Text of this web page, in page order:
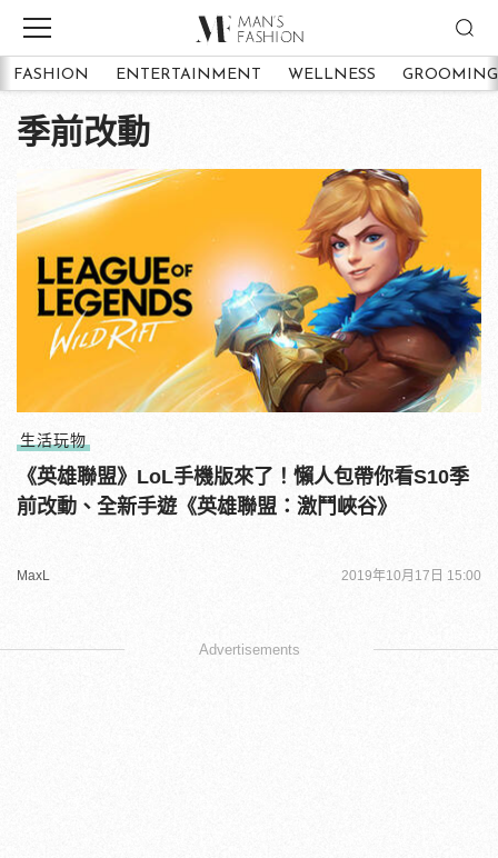
FASHION ENTERTAINMENT WELLNESS GROOMING
季前改動
生活玩物
《英雄聯盟》LoL手機版來了！懶人包帶你看S10季
前改動、全新手遊《英雄聯盟：激鬥峽谷》
MaxL 2019年10月17日 15:00
Advertisements